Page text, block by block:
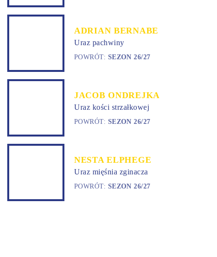
ADRIAN BERNABE
Uraz pachwiny
POWRÓT: SEZON 26/27
JACOB ONDREJKA
Uraz kości strzałkowej
POWRÓT: SEZON 26/27
NESTA ELPHEGE
Uraz mięśnia zginacza
POWRÓT: SEZON 26/27